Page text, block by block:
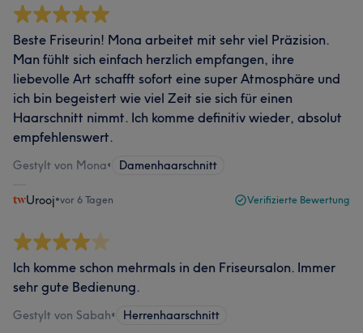
Beste Friseurin! Mona arbeitet mit sehr viel Präzision.
Man fühlt sich einfach herzlich empfangen, ihre
liebevolle Art schafft sofort eine super Atmosphäre und
ich bin begeistert wie viel Zeit sie sich für einen
Haarschnitt nimmt. Ich komme definitiv wieder, absolut
empfehlenswert.
Gestylt von Mona• Damenhaarschnitt
Urooj•vor 6 Tagen Verifizierte Bewertung
Ich komme schon mehrmals in den Friseursalon. Immer
sehr gute Bedienung.
Gestylt von Sabah• Herrenhaarschnitt